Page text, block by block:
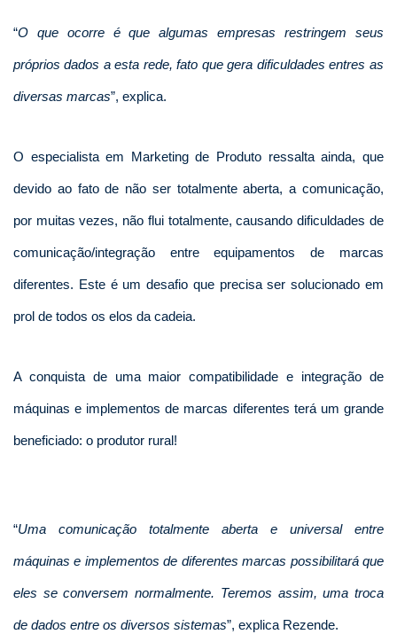
“O que ocorre é que algumas empresas restringem seus
próprios dados a esta rede, fato que gera dificuldades entres as
diversas marcas”, explica.
O especialista em Marketing de Produto ressalta ainda, que
devido ao fato de não ser totalmente aberta, a comunicação,
por muitas vezes, não flui totalmente, causando dificuldades de
comunicação/integração entre equipamentos de marcas
diferentes. Este é um desafio que precisa ser solucionado em
prol de todos os elos da cadeia.
A conquista de uma maior compatibilidade e integração de
máquinas e implementos de marcas diferentes terá um grande
beneficiado: o produtor rural!
“Uma comunicação totalmente aberta e universal entre
máquinas e implementos de diferentes marcas possibilitará que
eles se conversem normalmente. Teremos assim, uma troca
de dados entre os diversos sistemas”, explica Rezende.